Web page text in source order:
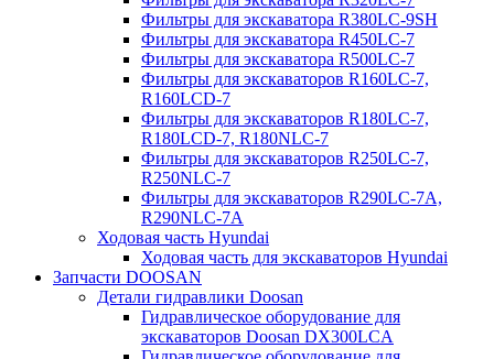
Фильтры для экскаватора R380LC-9SH
Фильтры для экскаватора R450LC-7
Фильтры для экскаватора R500LC-7
Фильтры для экскаваторов R160LC-7,
R160LCD-7
Фильтры для экскаваторов R180LC-7,
R180LCD-7, R180NLC-7
Фильтры для экскаваторов R250LC-7,
R250NLC-7
Фильтры для экскаваторов R290LC-7A,
R290NLC-7A
Ходовая часть Hyundai
Ходовая часть для экскаваторов Hyundai
Запчасти DOOSAN
Детали гидравлики Doosan
Гидравлическое оборудование для
экскаваторов Doosan DX300LCA